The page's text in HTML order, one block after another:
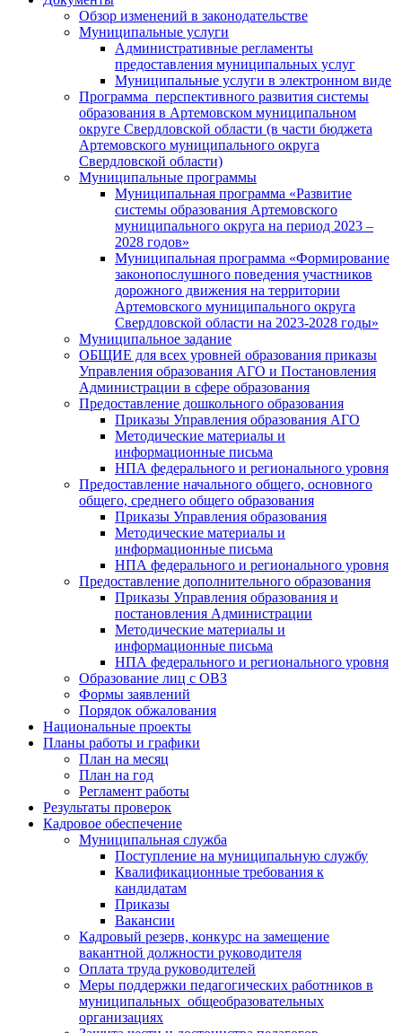
Обзор изменений в законодательстве
Муниципальные услуги
Административные регламенты
предоставления муниципальных услуг
Муниципальные услуги в электронном виде
Программа перспективного развития системы
образования в Артемовском муниципальном
округе Свердловской области (в части бюджета
Артемовского муниципального округа
Свердловской области)
Муниципальные программы
Муниципальная программа «Развитие
системы образования Артемовского
муниципального округа на период 2023 –
2028 годов»
Муниципальная программа «Формирование
законопослушного поведения участников
дорожного движения на территории
Артемовского муниципального округа
Свердловской области на 2023-2028 годы»
Муниципальное задание
ОБЩИЕ для всех уровней образования приказы
Управления образования АГО и Постановления
Администрации в сфере образования
Предоставление дошкольного образования
Приказы Управления образования АГО
Методические материалы и
информационные письма
НПА федерального и регионального уровня
Предоставление начального общего, основного
общего, среднего общего образования
Приказы Управления образования
Методические материалы и
информационные письма
НПА федерального и регионального уровня
Предоставление дополнительного образования
Приказы Управления образования и
постановления Администрации
Методические материалы и
информационные письма
НПА федерального и регионального уровня
Образование лиц с ОВЗ
Формы заявлений
Порядок обжалования
Национальные проекты
Планы работы и графики
План на месяц
План на год
Регламент работы
Результаты проверок
Кадровое обеспечение
Муниципальная служба
Поступление на муниципальную службу
Квалификационные требования к
кандидатам
Приказы
Вакансии
Кадровый резерв, конкурс на замещение
вакантной должности руководителя
Оплата труда руководителей
Меры поддержки педагогических работников в
муниципальных общеобразовательных
организациях